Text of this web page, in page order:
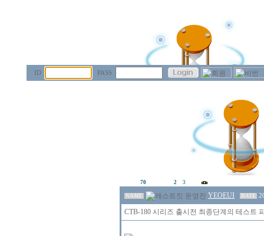
ID PASS
70 2 3
NAME YEOEUI DATE
CTB-180 시리즈 출시전 최종단계의 테스트